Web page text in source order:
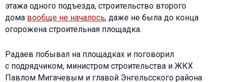
этажа одного подъезда, строительство второго
дома вообще не началось, даже не была до конца
огорожена строительная площадка.
Радаев побывал на площадках и поговорил
с подрядчиком, министром строительства и ЖКХ
Павлом Мигачевым и главой Энгельсского района